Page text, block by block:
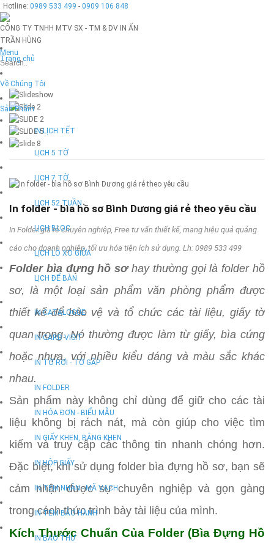
Hotline: 0989 533 499 - 0909 106 848
CÔNG TY TNHH MTV SX - TM & DV IN ẤN
TRẦN HÙNG
Menu
Trang chủ
Về Chúng Tôi
Sản Phẩm
IN LỊCH TẾT
LỊCH 5 TỜ
LỊCH 7 TỜ
LỊCH 52 TUẦN
LỊCH BLOC
LỊCH LÒ XO GIỮA
LỊCH ĐỂ BÀN
IN CATALOGUE
IN CARD VISIT
IN TỜ RƠI - TỜ GẤP
IN FOLDER
IN HÓA ĐƠN - BIỂU MẪU
IN GIẤY KHEN, BẰNG KHEN
IN HỘP GIẤY
IN TEM NHÃN - MÃ VẠCH
IN TEM BẢO HÀNH
IN BAO THƯ
In folder - bìa hồ sơ Bình Dương giá rẻ theo yêu cầu
In Folder giá rẻ chuyên nghiệp, Free tư vấn thiết kế, mang hiệu quả quảng
cáo cho doanh nghiệp, tối ưu hóa tiện ích sử dụng. Lh: 0989 533 499
Folder bìa đựng hồ sơhay thường gọi là folder hồ
sơ, là một loại sản phẩm văn phòng phẩm được
thiết kế để bảo vệ và tổ chức các tài liệu, giấy tờ
quan trọng. Nó thường được làm từ giấy, bìa cứng
hoặc nhựa, với nhiều kiểu dáng và màu sắc khác
nhau.
Sản phẩm này không chỉ dùng để giữ cho các tài
liệu không bị rách nát, mà còn giúp cho việc tìm
kiếm và truy cập các thông tin nhanh chóng hơn.
Đặc biệt, khi sử dụng folder bìa đựng hồ sơ, bạn sẽ
cảm nhận được sự chuyên nghiệp và gọn gàng
trong cách thức trình bày tài liệu của mình.
Kích Thước Chuẩn Của Folder (Bìa Đựng Hồ